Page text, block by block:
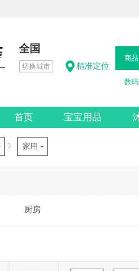
全国
切换城市 精准定位
商品
数
首页 宝宝用品
热卖男鞋
家用
厨房